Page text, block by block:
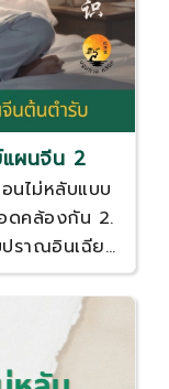
ผนจีน 2
นไม่หลับแบบ
อดคล้องกัน 2.
ปราณอินเฉียว
ความสามารถ
มเติมเกี่ยวกับ
ข้องต่อไป